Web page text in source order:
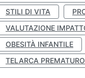
STILI DI VITA
VALUTAZIONE
OBESITÀ INFANTILE
TELARCA PREMATURO